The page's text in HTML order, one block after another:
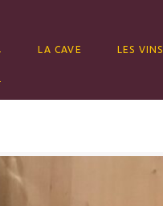
LA CAVE LES VINS